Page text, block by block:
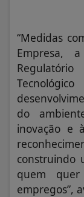
“Medidas
Empresa,
do
inovação e
construindo
quem
empregos”,